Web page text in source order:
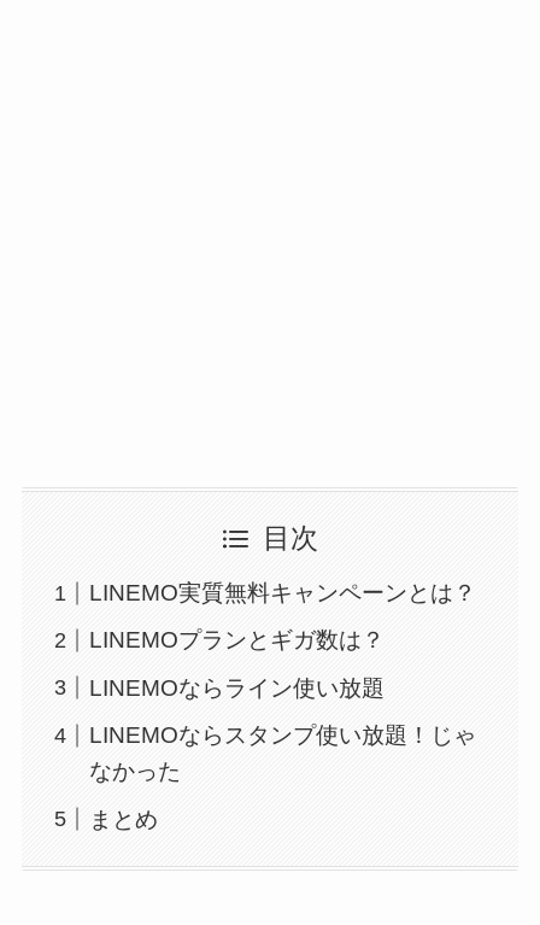
目次
LINEMO実質無料キャンペーンとは？
LINEMOプランとギガ数は？
LINEMOならライン使い放題
LINEMOならスタンプ使い放題！じゃ
なかった
まとめ